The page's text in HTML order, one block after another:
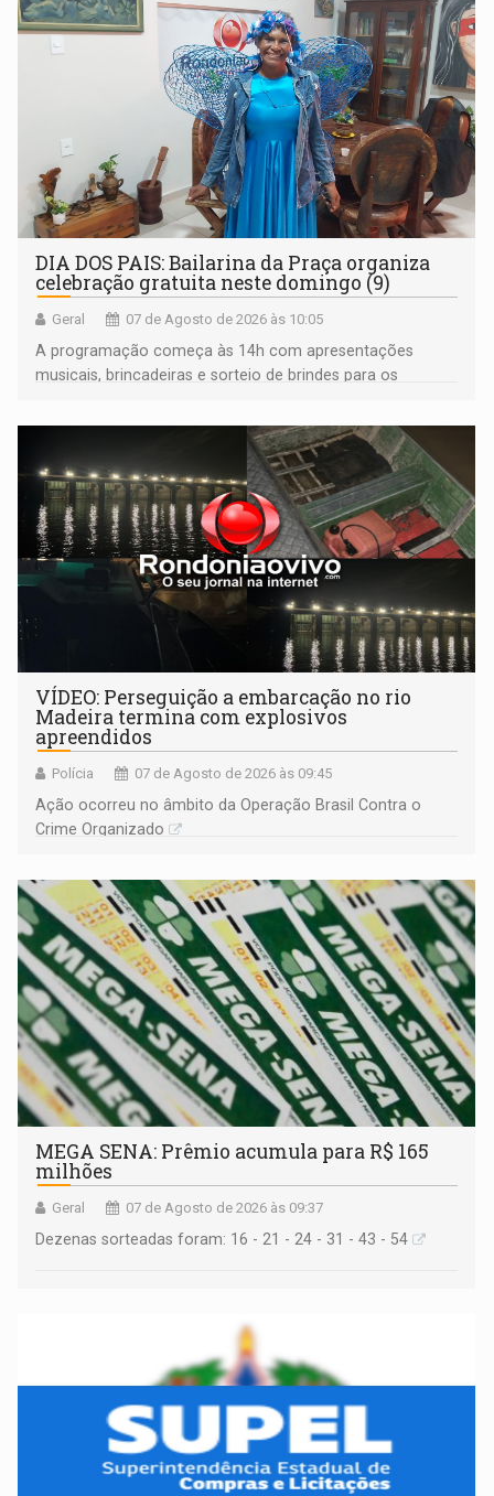
DIA DOS PAIS: Bailarina da Praça organiza
celebração gratuita neste domingo (9)
Geral 07 de Agosto de 2026 às 10:05
A programação começa às 14h com apresentações
musicais, brincadeiras e sorteio de brindes para os
bolo e canto de parabéns dedicado aos pais
VÍDEO: Perseguição a embarcação no rio
Madeira termina com explosivos
apreendidos
Polícia 07 de Agosto de 2026 às 09:45
Ação ocorreu no âmbito da Operação Brasil Contra o
Crime Organizado
MEGA SENA: Prêmio acumula para R$ 165
milhões
Geral 07 de Agosto de 2026 às 09:37
Dezenas sorteadas foram: 16 - 21 - 24 - 31 - 43 - 54